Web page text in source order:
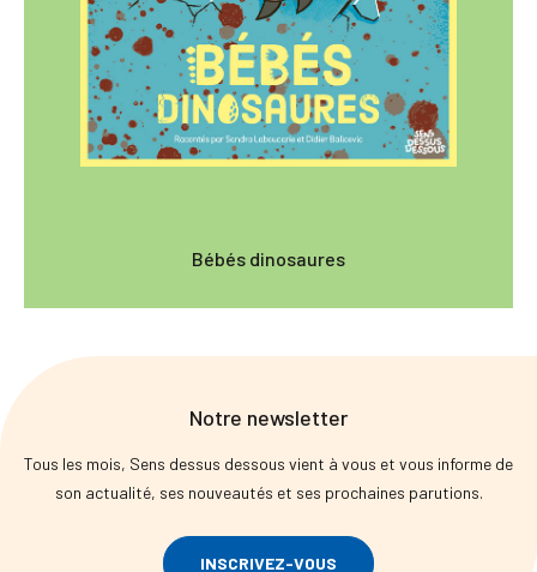
Bébés dinosaures
Notre newsletter
Tous les mois, Sens dessus dessous vient à vous et vous informe de
son actualité, ses nouveautés et ses prochaines parutions.
INSCRIVEZ-VOUS